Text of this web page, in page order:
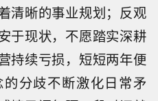
清晰的事业规划；反观
于现状，不愿踏实深耕
持续亏损，短短两年便
分歧不断激化日常矛